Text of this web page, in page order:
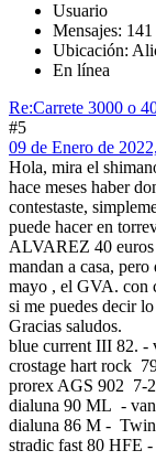
Usuario
Mensajes: 141
Ubicación:
En línea
Re:Carrete 3000 o
#5
09 de Enero de
Hola, mira el
hace meses haber
contestaste,
puede hacer en
ALVAREZ 40 euros
mandan a casa,
mayo , el GVA. con
si me puedes decir
Gracias saludos.
blue current III 82. -
crostage hart rock
prorex AGS 902 7-
dialuna 90 ML -
dialuna 86 M -
stradic fast 80 HFE